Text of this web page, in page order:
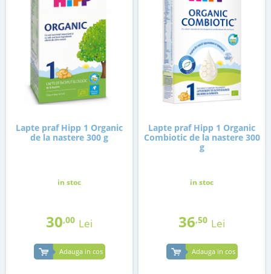
Lapte praf Hipp 1 Organic
de la nastere 300 g
in stoc
30,00 Lei
Adauga in cos
Lapte praf Hipp 1 Organic
Combiotic de la nastere 300
g
in stoc
36,50 Lei
Adauga in cos